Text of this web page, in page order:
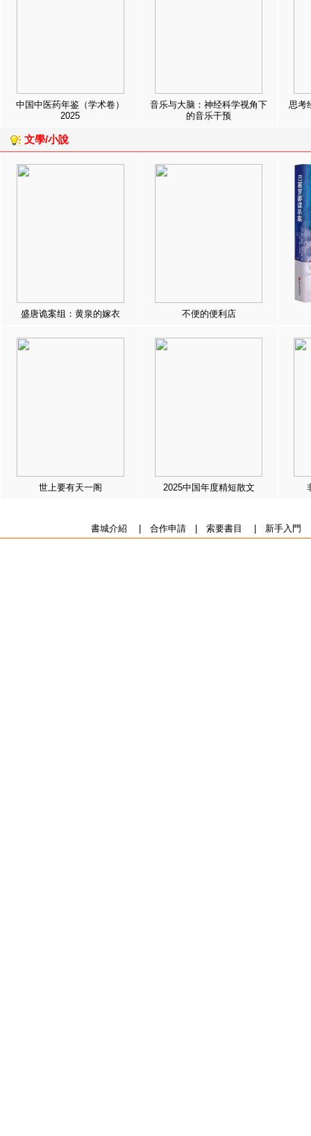
中国中医药年鉴（学术卷）
2025
音乐与大脑：神经科学视角下
的音乐干预
思考
文學/小說
盛唐诡案组：黄泉的嫁衣 不便的便利店
世上要有天一阁 2025中国年度精短散文
書城介紹 合作申請| 索要書目 新手入門